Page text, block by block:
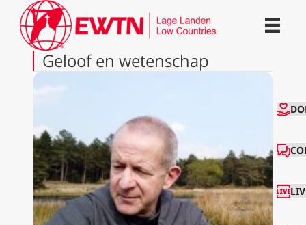
Geloof en wetenschap